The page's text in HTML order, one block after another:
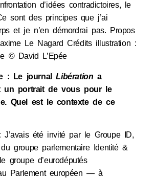
d’idées contradictoires, le
sont des principes que j’ai
et je n’en démordrai pas. Propos
Le Nagard Crédits illustration :
© David L’Epée
: Le journalLibération a
un portrait de vous pour le
Quel est le contexte de ce
J’avais été invité par le Groupe ID,
groupe parlementaire Identité &
groupe d’eurodéputés
Parlement européen — à